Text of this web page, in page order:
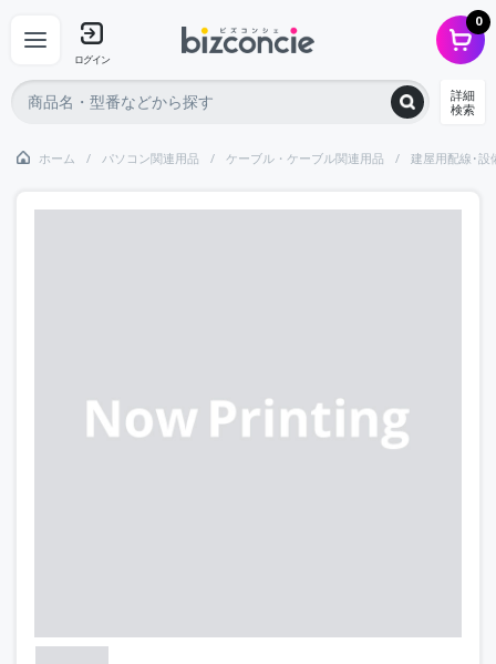
ログイン
0
詳細
検索
ホーム パソコン関連用品 ケーブル・ケーブル関連用品 建屋用配線･設